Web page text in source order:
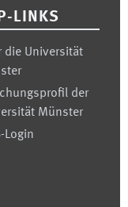
LINKS
die Universität
der
Münster
Login